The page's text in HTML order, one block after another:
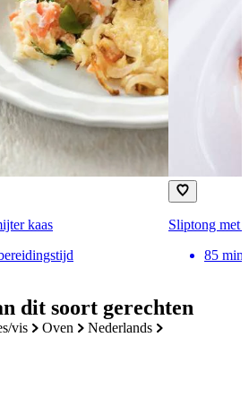
dit soort gerechten
vis oven
nederlands
kaas
Sliptong met
85 min